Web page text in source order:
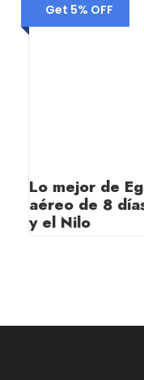
Get 5% OFF
Lo mejor de
aéreo de 8
y el Nilo